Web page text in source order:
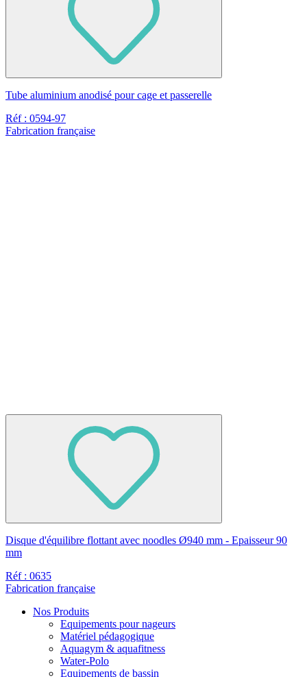
Tube aluminium anodisé pour cage et passerelle
Réf : 0594-97
Fabrication française
Disque d'équilibre flottant avec noodles Ø940 mm - Epaisseur 90
mm
Réf : 0635
Fabrication française
Nos Produits
Equipements pour nageurs
Matériel pédagogique
Aquagym & aquafitness
Water-Polo
Equipements de bassin